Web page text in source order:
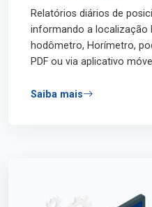
Relatórios diários de
informando a localização
hodômetro, Horímetro,
PDF ou via aplicativo
Saiba mais